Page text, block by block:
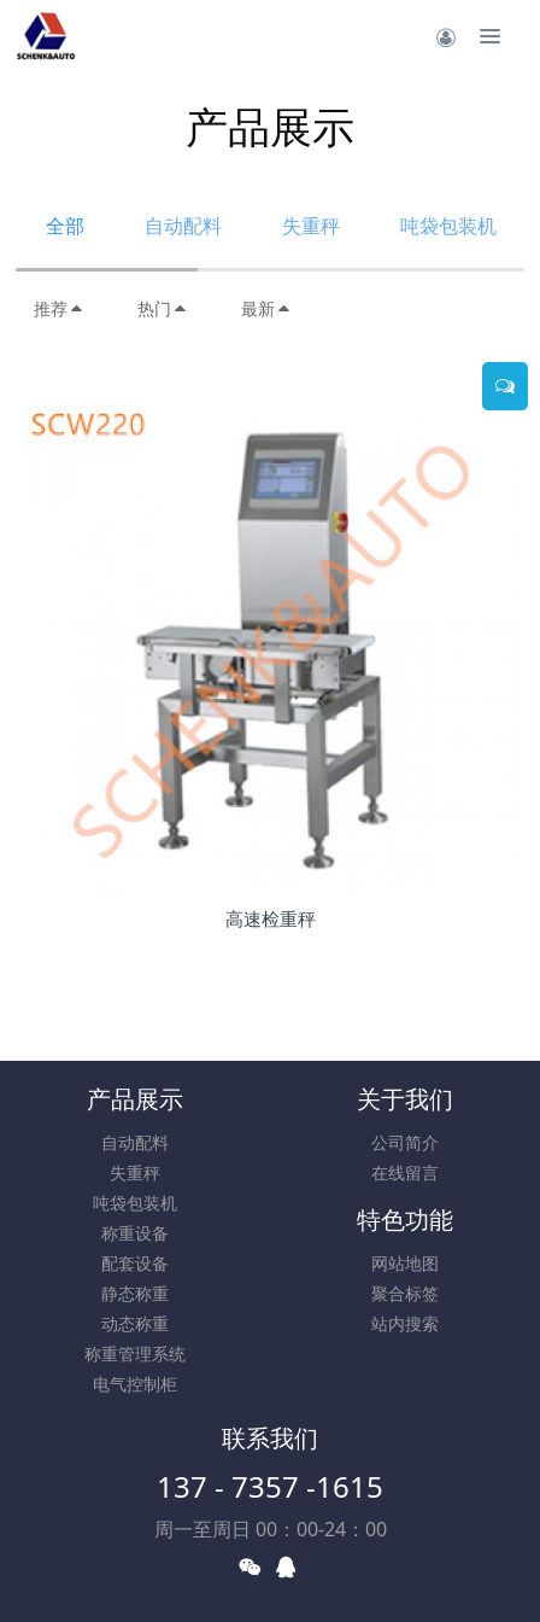
产品展示
全部 自动配料 失重秤 吨袋包装机
推荐 热门 最新
高速检重秤
产品展示
自动配料
失重秤
吨袋包装机
称重设备
配套设备
静态称重
动态称重
称重管理系统
电气控制柜
关于我们
公司简介
在线留言
特色功能
网站地图
聚合标签
站内搜索
联系我们
137 - 7357 -1615
周一至周日 00：00-24：00